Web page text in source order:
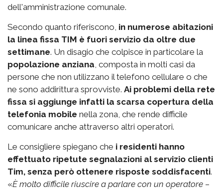
dell'amministrazione comunale.
Secondo quanto riferiscono, in numerose abitazioni
la linea fissa TIM è fuori servizio da oltre due
settimane. Un disagio che colpisce in particolare la
popolazione anziana , composta in molti casi da
persone che non utilizzano il telefono cellulare o che
ne sono addirittura sprovviste. Ai problemi della rete
fissa si aggiunge infatti la scarsa copertura della
telefonia mobile nella zona, che rende difficile
comunicare anche attraverso altri operatori.
Le consigliere spiegano che i residenti hanno
effettuato ripetute segnalazioni al servizio clienti
Tim, senza però ottenere risposte soddisfacenti.
«È molto difficile riuscire a parlare con un operatore –